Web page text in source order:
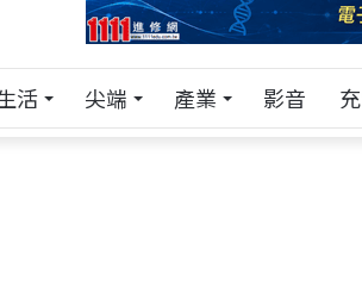
活 尖端 產業 影音